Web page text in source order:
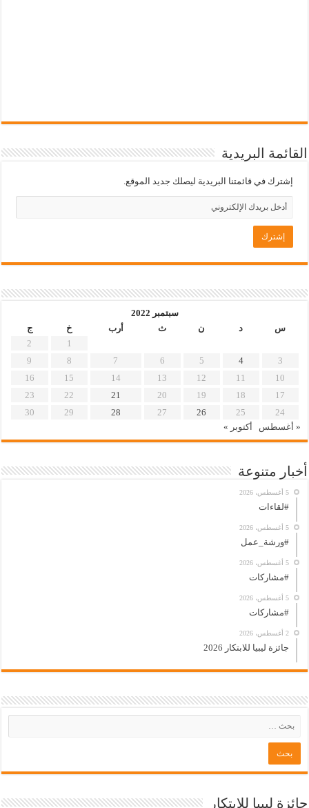
القائمة البريدية
إشترك في قائمتنا البريدية ليصلك جديد الموقع.
سبتمبر 2022
س
د ن ث أرب خ
ج
1
2
3
4
5
6
7
8
9
10
11
12
13
14
15
16
17
18
19
20
21
22
23
24
25
26
27
28
29
30
« أغسطس
أكتوبر »
أخبار متنوعة
5 أغسطس، 2026
#لقاءات
5 أغسطس، 2026
#ورشة_عمل
5 أغسطس، 2026
#مشاركات
5 أغسطس، 2026
#مشاركات
2 أغسطس، 2026
جائزة ليبيا للابتكار 2026
جائزة ليبيا للإبتكار